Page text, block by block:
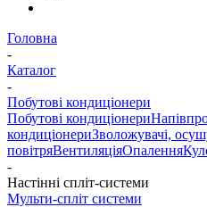
Головна
-
Каталог
-
Побутові кондиціонери
Побутові кондиціонери
кондиціонериЗволожувачі,
повітряВентиляціяОпалення
-
Настінні спліт-системи
Мульти-спліт системи